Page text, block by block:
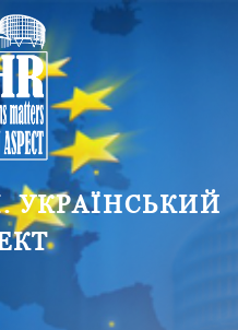
УКРАЇНСЬКИЙ